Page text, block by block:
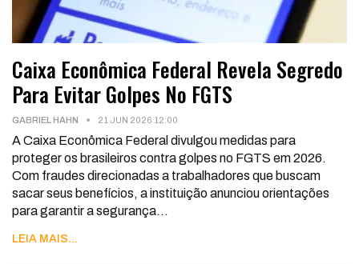
Caixa Econômica Federal Revela Segredo
Para Evitar Golpes No FGTS
GABRIEL HAHN 21 JUN 2026 12:00
A Caixa Econômica Federal divulgou medidas para
proteger os brasileiros contra golpes no FGTS em 2026.
Com fraudes direcionadas a trabalhadores que buscam
sacar seus benefícios, a instituição anunciou orientações
para garantir a segurança…
LEIA MAIS...